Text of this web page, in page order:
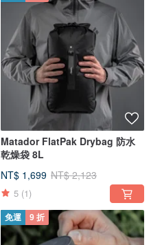
Matador FlatPak Drybag 防水
乾燥袋 8L
NT$ 1,699 NT$ 2,123
5 (1)
免運 9 折